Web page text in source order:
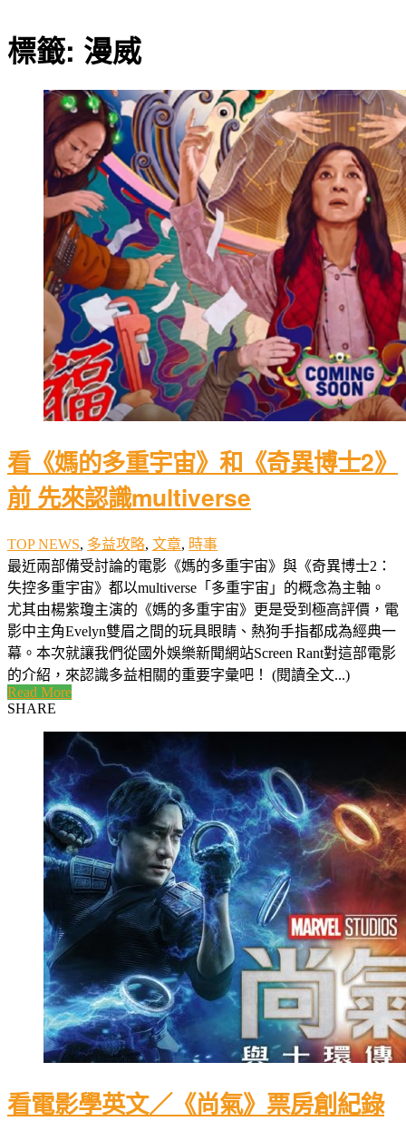
標籤: 漫威
看《媽的多重宇宙》和《奇異博士2》
前 先來認識multiverse
TOP NEWS, 多益攻略, 文章, 時事
最近兩部備受討論的電影《媽的多重宇宙》與《奇異博士2：
失控多重宇宙》都以multiverse「多重宇宙」的概念為主軸。
尤其由楊紫瓊主演的《媽的多重宇宙》更是受到極高評價，電
影中主角Evelyn雙眉之間的玩具眼睛、熱狗手指都成為經典一
幕。本次就讓我們從國外娛樂新聞網站Screen Rant對這部電影
的介紹，來認識多益相關的重要字彙吧！ (閱讀全文...)
Read More
SHARE
看電影學英文／《尚氣》票房創紀錄